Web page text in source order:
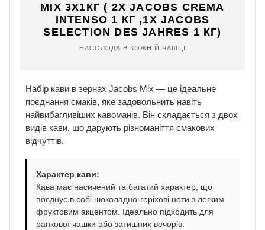
MIX 3Х1КГ ( 2X JACOBS CREMA
INTENSO 1 КГ ,1X JACOBS
SELECTION DES JAHRES 1 КГ)
НАСОЛОДА В КОЖНІЙ ЧАШЦІ
Набір кави в зернах Jacobs Mix — це ідеальне
поєднання смаків, яке задовольнить навіть
найвибагливіших кавоманів. Він складається з двох
видів кави, що дарують різноманіття смакових
відчуттів.
Характер кави:
Кава має насичений та багатий характер, що
поєднує в собі шоколадно-горіхові ноти з легким
фруктовим акцентом. Ідеально підходить для
ранкової чашки або затишних вечорів.